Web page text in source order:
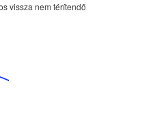
vissza nem térítendő